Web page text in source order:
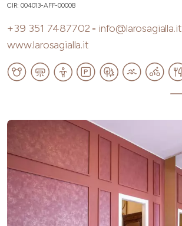
CIR: 004013-AFF-00008
+39 351 7487702 - info@larosagialla.it
www.larosagialla.it